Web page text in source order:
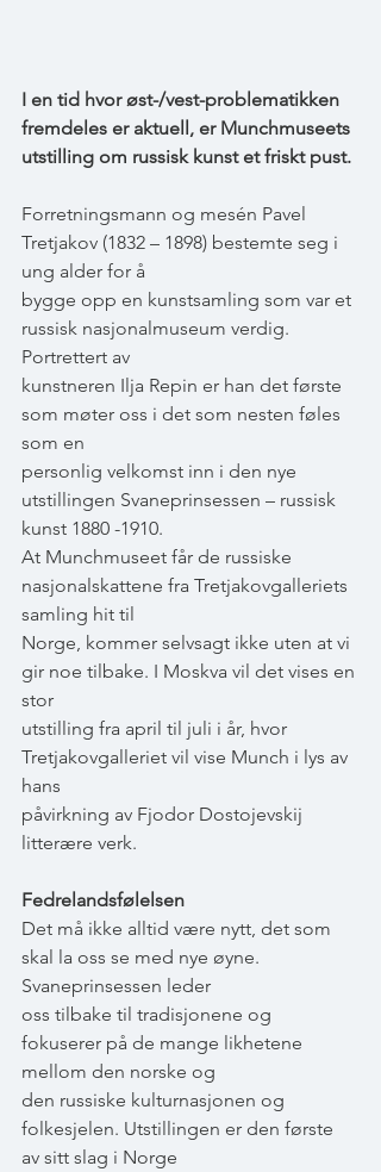
I en tid hvor øst-/vest-problematikken
fremdeles er aktuell, er Munchmuseets
utstilling om russisk kunst et friskt pust.
Forretningsmann og mesén Pavel
Tretjakov (1832 – 1898) bestemte seg i
ung alder for å
bygge opp en kunstsamling som var et
russisk nasjonalmuseum verdig.
Portrettert av
kunstneren Ilja Repin er han det første
som møter oss i det som nesten føles
som en
personlig velkomst inn i den nye
utstillingen Svaneprinsessen – russisk
kunst 1880 -1910.
At Munchmuseet får de russiske
nasjonalskattene fra Tretjakovgalleriets
samling hit til
Norge, kommer selvsagt ikke uten at vi
gir noe tilbake. I Moskva vil det vises en
stor
utstilling fra april til juli i år, hvor
Tretjakovgalleriet vil vise Munch i lys av
hans
påvirkning av Fjodor Dostojevskij
litterære verk.
Fedrelandsfølelsen
Det må ikke alltid være nytt, det som
skal la oss se med nye øyne.
Svaneprinsessen leder
oss tilbake til tradisjonene og
fokuserer på de mange likhetene
mellom den norske og
den russiske kulturnasjonen og
folkesjelen. Utstillingen er den første
av sitt slag i Norge